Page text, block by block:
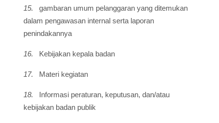
15.
gambaran umum pelanggaran yang ditemukan
dalam pengawasan internal serta laporan
penindakannya
16. Kebijakan kepala badan
17. Materi kegiatan
18.
Informasi peraturan, keputusan, dan/atau
kebijakan badan publik